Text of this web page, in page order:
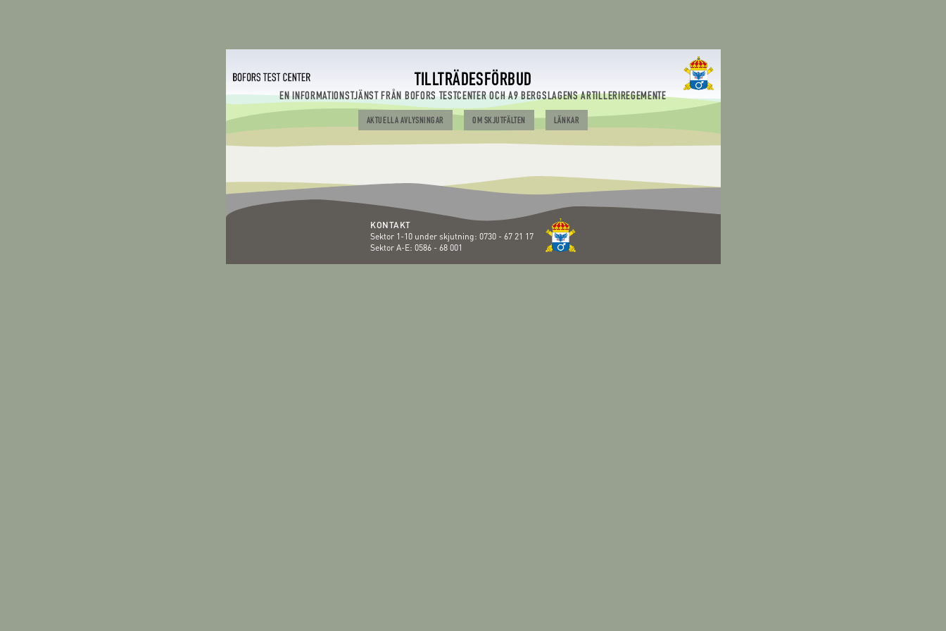
TILLTRÄDESFÖRBUD
EN INFORMATIONSTJÄNST FRÅN BOFORS TESTCENTER OCH A9 BERGSLAGENS ARTILLERIREGEMENTE
AKTUELLA AVLYSNINGAR OM SKJUTFÄLTEN LÄNKAR
KONTAKT
Sektor 1-10 under skjutning: 0730 - 67 21 17
Sektor A-E: 0586 - 68 001